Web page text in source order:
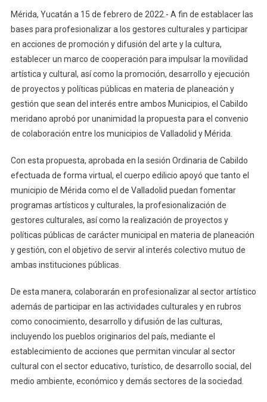
Unanimidad
Convenio
De
Colaboración
Cultural
Entre
Valladolid
Y
Mérida
Mérida, Yucatán a 15 de febrero de 2022.- A fin de establacer las
bases para profesionalizar a los gestores culturales y participar
en acciones de promoción y difusión del arte y la cultura,
establecer un marco de cooperación para impulsar la movilidad
artística y cultural, así como la promoción, desarrollo y ejecución
de proyectos y políticas públicas en materia de planeación y
gestión que sean del interés entre ambos Municipios, el Cabildo
meridano aprobó por unanimidad la propuesta para el convenio
de colaboración entre los municipios de Valladolid y Mérida.
Con esta propuesta, aprobada en la sesión Ordinaria de Cabildo
efectuada de forma virtual, el cuerpo edilicio apoyó que tanto el
municipio de Mérida como el de Valladolid puedan fomentar
programas artísticos y culturales, la profesionalización de
gestores culturales, así como la realización de proyectos y
políticas públicas de carácter municipal en materia de planeación
y gestión, con el objetivo de servir al interés colectivo mutuo de
ambas instituciones públicas.
De esta manera, colaborarán en profesionalizar al sector artístico
además de participar en las actividades culturales y en rubros
como conocimiento, desarrollo y difusión de las culturas,
incluyendo los pueblos originarios del país, mediante el
establecimiento de acciones que permitan vincular al sector
cultural con el sector educativo, turístico, de desarrollo social, del
medio ambiente, económico y demás sectores de la sociedad.